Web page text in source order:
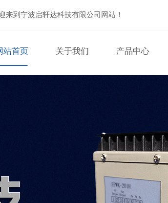
来到宁波启轩达科技有限公司网站！
站首页 关于我们 产品中心